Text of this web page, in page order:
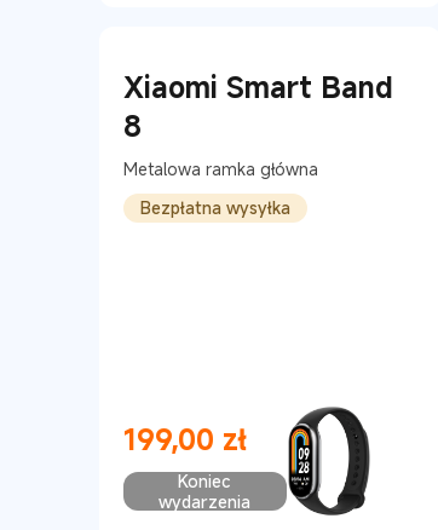
Xiaomi Smart Band
8
Metalowa ramka główna
Bezpłatna wysyłka
199,00 zł
Current Price zł199
Koniec
wydarzenia